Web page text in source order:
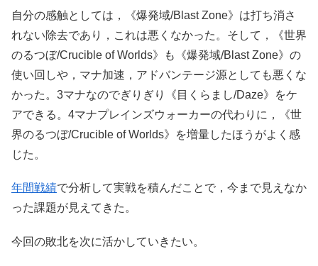
自分の感触としては，《爆発域/Blast Zone》は打ち消さ
れない除去であり，これは悪くなかった。そして，《世界
のるつぼ/Crucible of Worlds》も《爆発域/Blast Zone》の
使い回しや，マナ加速，アドバンテージ源としても悪くな
かった。3マナなのでぎりぎり《目くらまし/Daze》をケ
アできる。4マナプレインズウォーカーの代わりに，《世
界のるつぼ/Crucible of Worlds》を増量したほうがよく感
じた。
年間戦績で分析して実戦を積んだことで，今まで見えなか
った課題が見えてきた。
今回の敗北を次に活かしていきたい。